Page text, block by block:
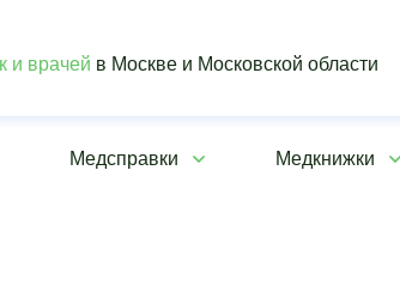
и врачей в Москве и Московской области
Медсправки Медкнижки